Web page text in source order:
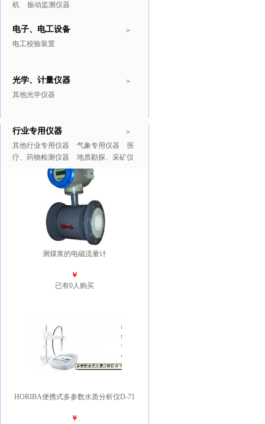
机
振动监测仪器
>
电子、电工设备
电工校验装置
>
光学、计量仪器
其他光学仪器
>
行业专用仪器
其他行业专用仪器 气象专用仪器
医
疗、药物检测仪器
地质勘探、采矿仪
推广商品 更多>>
测煤浆的电磁流量计
￥
已有0人购买
HORIBA便携式多参数水质分析仪D-71
￥